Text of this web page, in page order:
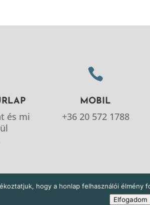
és mi

MOBIL
+36 20 572 1788
- Copyright 2021. - Férfikéz egy órára -
hogy a honlap felhasználói
Elfogadom